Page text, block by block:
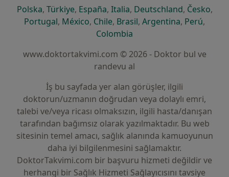
Polskayeni bir sekmede açılır
, Türkiyeyeni bir sekmede açılır
, Españayeni bir sekmede açılır
, Italiayeni bir sekmede açılır
, Deutschlandyeni bir
, Českoyeni
,
Portugalyeni bir sekmede açılır
, Méxicoyeni bir sekmede açılır
, Chileyeni bir sekmede açılır
, Brasilyeni bir sekmede açılır
, Argentinayeni bir
, Perúyeni
,
Colombia
www.doktortakvimi.com © 2026 - Doktor bul ve
randevu al
İş bu sayfada yer alan görüşler, ilgili
doktorun/uzmanın doğrudan veya dolaylı emri,
talebi ve/veya ricası olmaksızın, ilgili hasta/danışan
tarafından bağımsız olarak yazılmaktadır. Bu web
sitesinin temel amacı, sağlık alanında kamuoyunun
daha iyi bilgilenmesini sağlamaktır.
DoktorTakvimi.com bir başvuru hizmeti değildir ve
herhangi bir Sağlık Hizmeti Sağlayıcısını tavsiye